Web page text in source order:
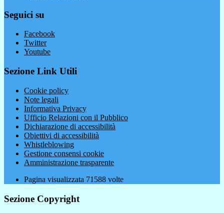
Seguici su
Facebook
Twitter
Youtube
Sezione Link Utili
Cookie policy
Note legali
Informativa Privacy
Ufficio Relazioni con il Pubblico
Dichiarazione di accessibilità
Obiettivi di accessibilità
Whistleblowing
Gestione consensi cookie
Amministrazione trasparente
Pagina visualizzata 71588 volte
Sezione Copyright